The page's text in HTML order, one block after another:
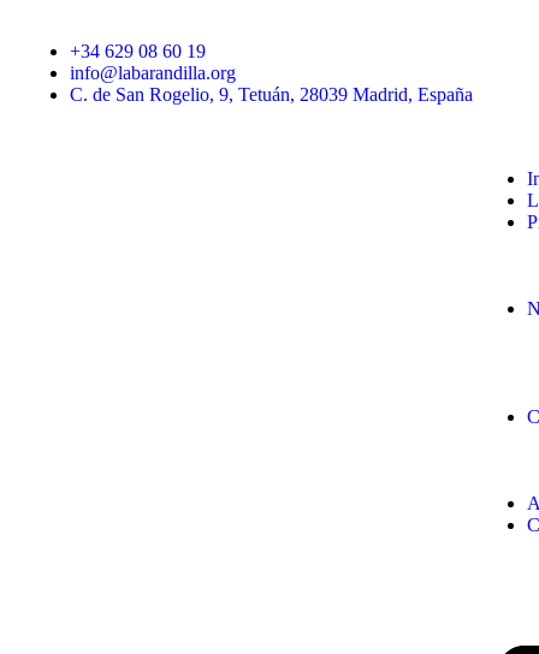
+34 629 08 60 19
info@labarandilla.org
C. de San Rogelio, 9, Tetuán, 28039 Madrid, España